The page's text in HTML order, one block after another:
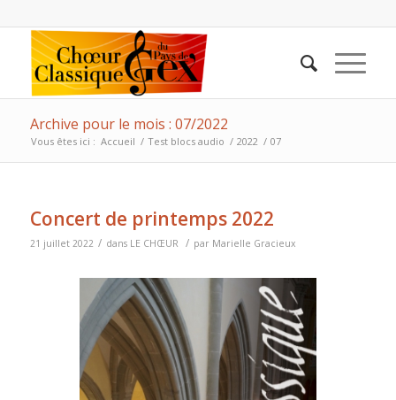
Archive pour le mois : 07/2022
Vous êtes ici : Accueil / Test blocs audio / 2022 / 07
Concert de printemps 2022
21 juillet 2022 / dans LE CHŒUR / par Marielle Gracieux